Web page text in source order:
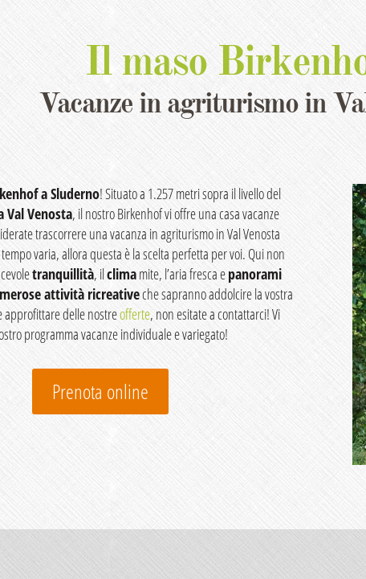
Il maso
Vacanze in agriturismo in
a Sluderno! Situato a 1.257 metri sopra il livello del
Val Venosta, il nostro Birkenhof vi offre una casa vacanze
trascorrere una vacanza in agriturismo in Val Venosta
varia, allora questa è la scelta perfetta per voi. Qui non
tranquillità, ilclimamite, l’aria fresca epanorami
attività ricreativeche sapranno addolcire la vostra
approfittare delle nostreofferte, non esitate a contattarci! Vi
programma vacanze individuale e variegato!
Prenota online